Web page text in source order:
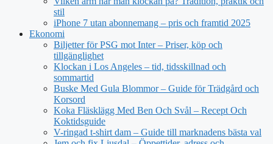
stil
iPhone 7 utan abonnemang – pris och framtid 2025
Ekonomi
Biljetter för PSG mot Inter – Priser, köp och
tillgänglighet
Klockan i Los Angeles – tid, tidsskillnad och
sommartid
Buske Med Gula Blommor – Guide för Trädgård och
Korsord
Koka Fläsklägg Med Ben Och Svål – Recept Och
Koktidsguide
V-ringad t-shirt dam – Guide till marknadens bästa val